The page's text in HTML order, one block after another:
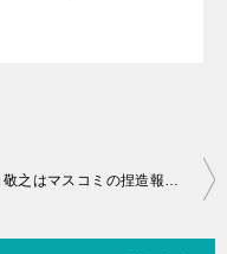
山口敬之はマスコミの捏造報道による冤罪被害者です